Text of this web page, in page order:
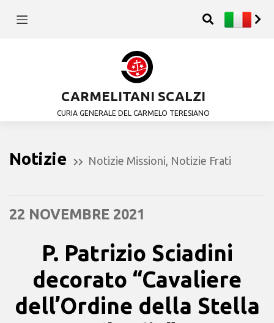
CARMELITANI SCALZI
CURIA GENERALE DEL CARMELO TERESIANO
Notizie Notizie Missioni Notizie Frati
22 NOVEMBRE 2021
P. Patrizio Sciadini
decorato “Cavaliere
dell’Ordine della Stella